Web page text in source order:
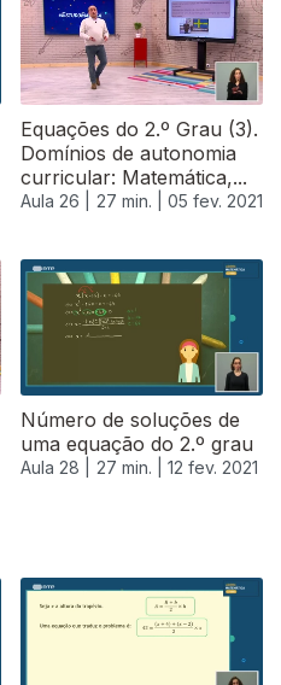
Equações do 2.º Grau (3).
Domínios de autonomia
curricular: Matemática,...
Aula 26 | 27 min. | 05 fev. 2021
Número de soluções de
uma equação do 2.º grau
Aula 28 | 27 min. | 12 fev. 2021